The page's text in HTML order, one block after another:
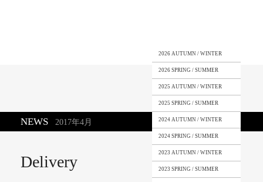
2026 AUTUMN / WINTER
2026 SPRING / SUMMER
2025 AUTUMN / WINTER
2025 SPRING / SUMMER
2024 AUTUMN / WINTER
2024 SPRING / SUMMER
2023 AUTUMN / WINTER
2023 SPRING / SUMMER
NEWS 2017年4月
Delivery